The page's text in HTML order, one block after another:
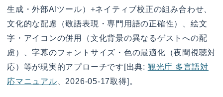
生成・外部AIツール）+ネイティブ校正の組み合わせ、
文化的な配慮（敬語表現・専門用語の正確性）、絵文
字・アイコンの併用（文化背景の異なるゲストへの配
慮）、字幕のフォントサイズ・色の最適化（夜間視聴対
応）等が現実的アプローチです[出典: 観光庁 多言語対
応マニュアル 、2026-05-17取得]。